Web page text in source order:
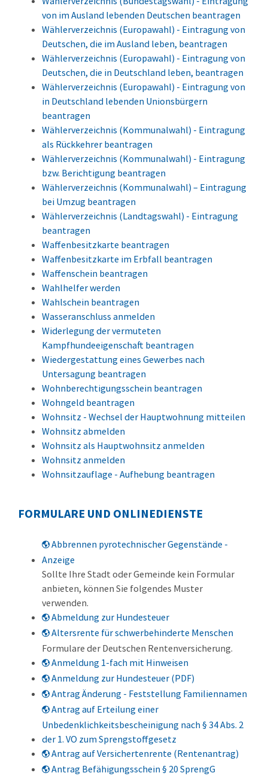
von im Ausland lebenden Deutschen beantragen
Wählerverzeichnis (Europawahl) - Eintragung von
Deutschen, die im Ausland leben, beantragen
Wählerverzeichnis (Europawahl) - Eintragung von
Deutschen, die in Deutschland leben, beantragen
Wählerverzeichnis (Europawahl) - Eintragung von
in Deutschland lebenden Unionsbürgern
beantragen
Wählerverzeichnis (Kommunalwahl) - Eintragung
als Rückkehrer beantragen
Wählerverzeichnis (Kommunalwahl) - Eintragung
bzw. Berichtigung beantragen
Wählerverzeichnis (Kommunalwahl) – Eintragung
bei Umzug beantragen
Wählerverzeichnis (Landtagswahl) - Eintragung
beantragen
Waffenbesitzkarte beantragen
Waffenbesitzkarte im Erbfall beantragen
Waffenschein beantragen
Wahlhelfer werden
Wahlschein beantragen
Wasseranschluss anmelden
Widerlegung der vermuteten
Kampfhundeeigenschaft beantragen
Wiedergestattung eines Gewerbes nach
Untersagung beantragen
Wohnberechtigungsschein beantragen
Wohngeld beantragen
Wohnsitz - Wechsel der Hauptwohnung mitteilen
Wohnsitz abmelden
Wohnsitz als Hauptwohnsitz anmelden
Wohnsitz anmelden
Wohnsitzauflage - Aufhebung beantragen
FORMULARE UND ONLINEDIENSTE
Abbrennen pyrotechnischer Gegenstände -
Anzeige
Sollte Ihre Stadt oder Gemeinde kein Formular
anbieten, können Sie folgendes Muster
verwenden.
Abmeldung zur Hundesteuer
Altersrente für schwerbehinderte Menschen
Formulare der Deutschen Rentenversicherung.
Anmeldung 1-fach mit Hinweisen
Anmeldung zur Hundesteuer (PDF)
Antrag Änderung - Feststellung Familiennamen
Antrag auf Erteilung einer
Unbedenklichkeitsbescheinigung nach § 34 Abs. 2
der 1. VO zum Sprengstoffgesetz
Antrag auf Versichertenrente (Rentenantrag)
Antrag Befähigungsschein § 20 SprengG